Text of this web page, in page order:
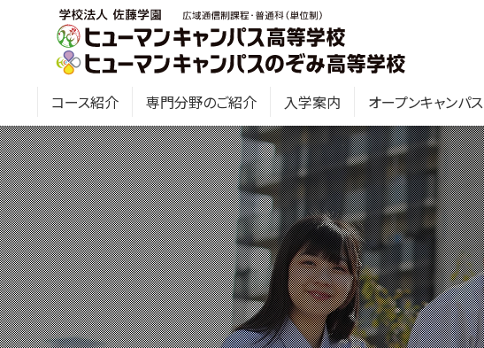
コース紹介 専門分野のご紹介 入学案内 オープンキャンパス